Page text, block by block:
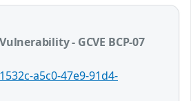
- GCVE BCP-07
a5c0-47e9-91d4-